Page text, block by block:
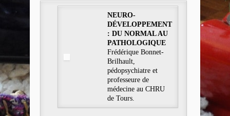
NEURO-
DÉVELOPPEMENT
: DU NORMAL AU
PATHOLOGIQUE
Frédérique Bonnet-
Brilhault,
pédopsychiatre et
professeure de
médecine au CHRU
de Tours.